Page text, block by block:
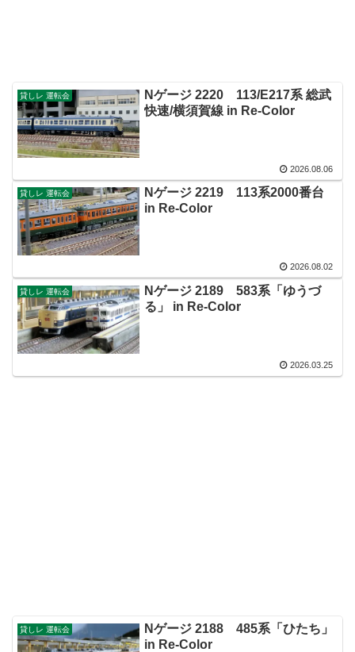
貸しレ 運転会
Nゲージ 2220 113/E217系 総武
快速/横須賀線 in Re-Color
2026.08.06
貸しレ 運転会
Nゲージ 2219 113系2000番台
in Re-Color
2026.08.02
貸しレ 運転会
Nゲージ 2189 583系「ゆうづ
る」 in Re-Color
2026.03.25
貸しレ 運転会
Nゲージ 2188 485系「ひたち」
in Re-Color